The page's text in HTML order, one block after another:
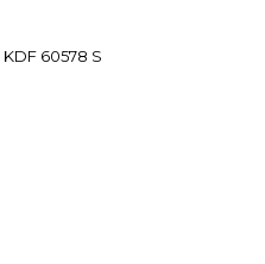
60578 S